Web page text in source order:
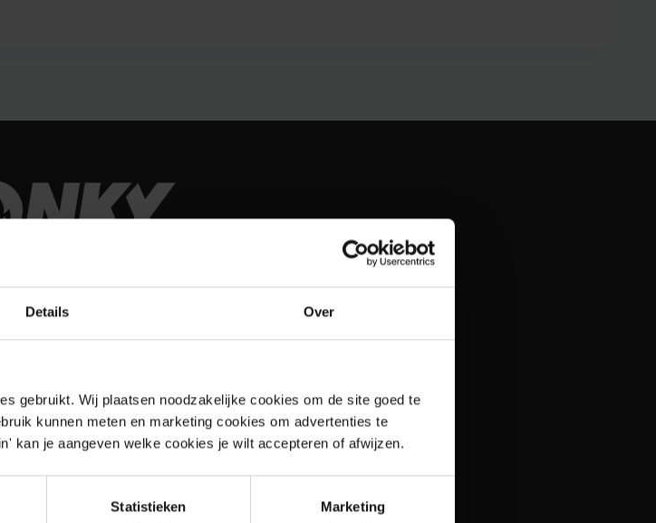
Details Over
gebruikt. Wij plaatsen noodzakelijke cookies om de site goed te
kunnen meten en marketing cookies om advertenties te
kan je aangeven welke cookies je wilt accepteren of afwijzen.
Statistieken Marketing
Links